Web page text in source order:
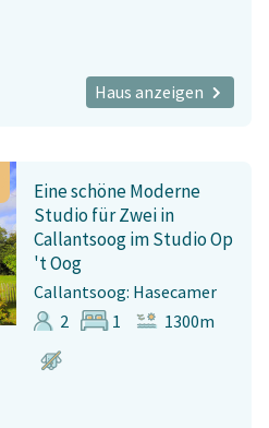
Haus anzeigen
Eine schöne Moderne
Studio für Zwei in
Callantsoog im Studio Op
't Oog
Callantsoog: Hasecamer
2
1 1300m